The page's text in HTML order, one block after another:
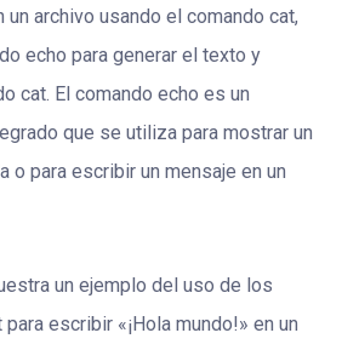
un archivo usando el comando cat,
echo para generar el texto y
cat. El comando echo es un
que se utiliza para mostrar un
o para escribir un mensaje en un
un ejemplo del uso de los
escribir «¡Hola mundo!» en un